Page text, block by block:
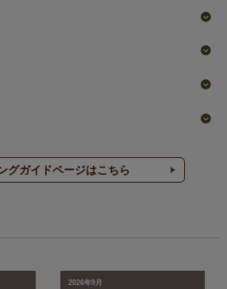
グガイドページはこちら
2026年9月